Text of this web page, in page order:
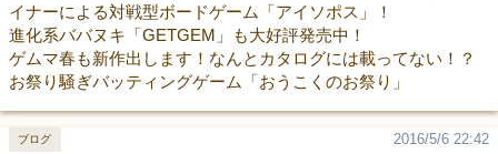
イナーによる対戦型ボードゲーム「アイソポス」！
進化系ババヌキ「GETGEM」も大好評発売中！
ゲムマ春も新作出します！なんとカタログには載ってない！？
お祭り騒ぎバッティングゲーム「おうこくのお祭り」
2016/5/6 22:42
ブログ